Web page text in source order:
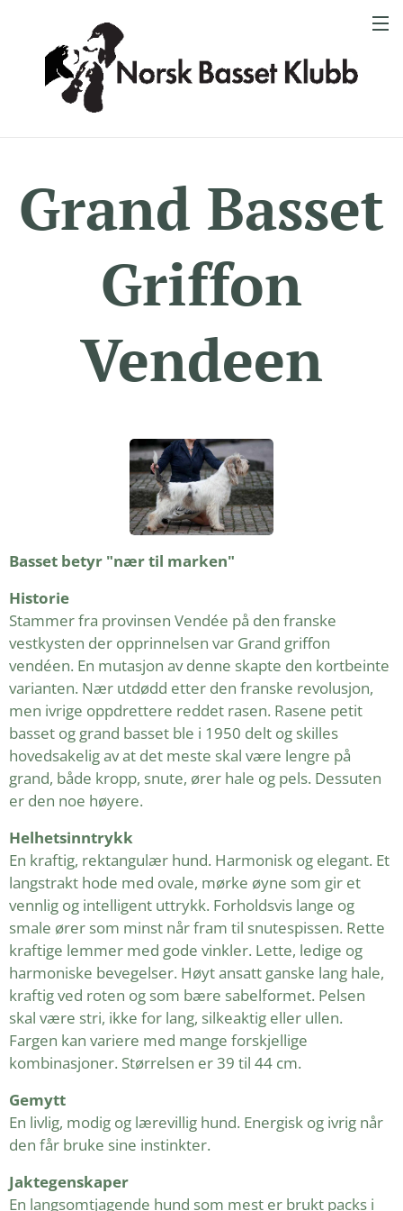
Grand Basset
Griffon
Vendeen
Basset betyr "nær til marken"
Historie
Stammer fra provinsen Vendée på den franske
vestkysten der opprinnelsen var Grand griffon
vendéen. En mutasjon av denne skapte den kortbeinte
varianten. Nær utdødd etter den franske revolusjon,
men ivrige oppdrettere reddet rasen. Rasene petit
basset og grand basset ble i 1950 delt og skilles
hovedsakelig av at det meste skal være lengre på
grand, både kropp, snute, ører hale og pels. Dessuten
er den noe høyere.
Helhetsinntrykk
En kraftig, rektangulær hund. Harmonisk og elegant. Et
langstrakt hode med ovale, mørke øyne som gir et
vennlig og intelligent uttrykk. Forholdsvis lange og
smale ører som minst når fram til snutespissen. Rette
kraftige lemmer med gode vinkler. Lette, ledige og
harmoniske bevegelser. Høyt ansatt ganske lang hale,
kraftig ved roten og som bære sabelformet. Pelsen
skal være stri, ikke for lang, silkeaktig eller ullen.
Fargen kan variere med mange forskjellige
kombinasjoner. Størrelsen er 39 til 44 cm.
Gemytt
En livlig, modig og lærevillig hund. Energisk og ivrig når
den får bruke sine instinkter.
Jaktegenskaper
En langsomtjagende hund som mest er brukt packs i